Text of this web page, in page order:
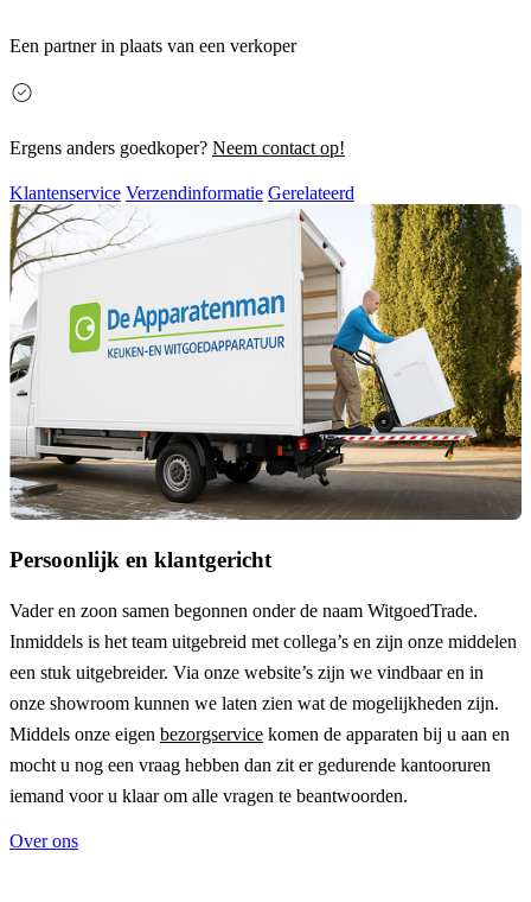
Een partner in plaats van een verkoper
Ergens anders goedkoper? Neem contact op!
Klantenservice Verzendinformatie Gerelateerd
Persoonlijk en klantgericht
Vader en zoon samen begonnen onder de naam WitgoedTrade.
Inmiddels is het team uitgebreid met collega’s en zijn onze middelen
een stuk uitgebreider. Via onze website’s zijn we vindbaar en in
onze showroom kunnen we laten zien wat de mogelijkheden zijn.
Middels onze eigen bezorgservice komen de apparaten bij u aan en
mocht u nog een vraag hebben dan zit er gedurende kantooruren
iemand voor u klaar om alle vragen te beantwoorden.
Over ons